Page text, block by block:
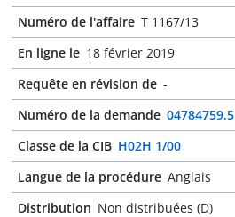
Numéro de l'affaire T 1167/13
En ligne le 18 février 2019
Requête en révision de -
Numéro de la demande 04784759.5
Classe de la CIB H02H 1/00
Langue de la procédure Anglais
Distribution Non distribuées (D)